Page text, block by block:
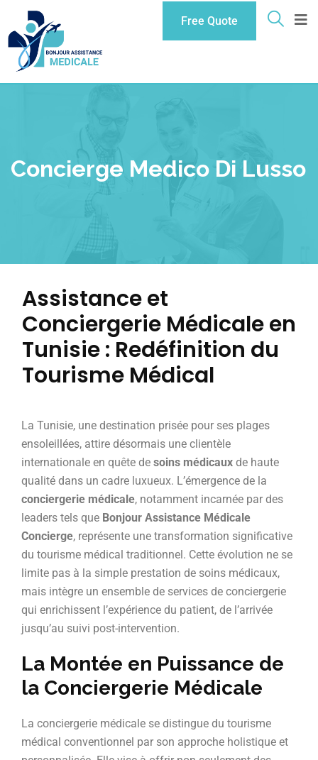
Free Quote
Concierge Medico Di Lusso
Assistance et
Conciergerie Médicale en
Tunisie : Redéfinition du
Tourisme Médical
La Tunisie, une destination prisée pour ses plages
ensoleillées, attire désormais une clientèle
internationale en quête de soins médicaux de haute
qualité dans un cadre luxueux. L’émergence de la
conciergerie médicale, notamment incarnée par des
leaders tels que Bonjour Assistance Médicale
Concierge, représente une transformation significative
du tourisme médical traditionnel. Cette évolution ne se
limite pas à la simple prestation de soins médicaux,
mais intègre un ensemble de services de conciergerie
qui enrichissent l’expérience du patient, de l’arrivée
jusqu’au suivi post-intervention.
La Montée en Puissance de
la Conciergerie Médicale
La conciergerie médicale se distingue du tourisme
médical conventionnel par son approche holistique et